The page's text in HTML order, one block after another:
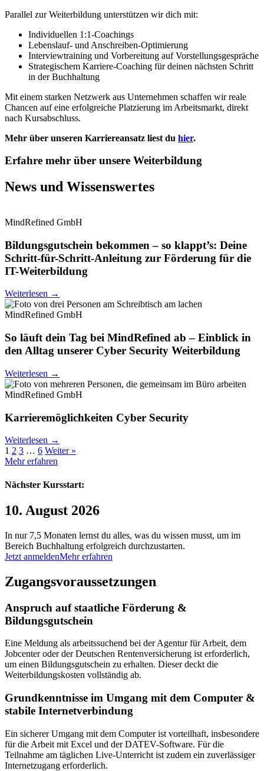
Parallel zur Weiterbildung unterstützen wir dich mit:
Individuellen 1:1-Coachings
Lebenslauf- und Anschreiben-Optimierung
Interviewtraining und Vorbereitung auf Vorstellungsgespräche
Strategischem Karriere-Coaching für deinen nächsten Schritt
in der Buchhaltung
Mit einem starken Netzwerk aus Unternehmen schaffen wir reale
Chancen auf eine erfolgreiche Platzierung im Arbeitsmarkt, direkt
nach Kursabschluss.
Mehr über unseren Karriereansatz liest du hier.
Erfahre mehr über unsere Weiterbildung
News und Wissenswertes
MindRefined GmbH
Bildungsgutschein bekommen – so klappt’s: Deine
Schritt-für-Schritt-Anleitung zur Förderung für die
IT-Weiterbildung
Weiterlesen →
MindRefined GmbH
So läuft dein Tag bei MindRefined ab – Einblick in
den Alltag unserer Cyber Security Weiterbildung
Weiterlesen →
MindRefined GmbH
Karrieremöglichkeiten Cyber Security
Weiterlesen →
1 2 3 … 6 Weiter »
Mehr erfahren
Nächster Kursstart:
10. August 2026
In nur 7,5 Monaten lernst du alles, was du wissen musst, um im
Bereich Buchhaltung erfolgreich durchzustarten.
Jetzt anmeldenMehr erfahren
Zugangsvoraussetzungen
Anspruch auf staatliche Förderung &
Bildungsgutschein
Eine Meldung als arbeitssuchend bei der Agentur für Arbeit, dem
Jobcenter oder der Deutschen Rentenversicherung ist erforderlich,
um einen Bildungsgutschein zu erhalten. Dieser deckt die
Weiterbildungskosten vollständig ab.
Grundkenntnisse im Umgang mit dem Computer &
stabile Internetverbindung
Ein sicherer Umgang mit dem Computer ist vorteilhaft, insbesondere
für die Arbeit mit Excel und der DATEV-Software. Für die
Teilnahme am täglichen Live-Unterricht ist zudem ein zuverlässiger
Internetzugang erforderlich.